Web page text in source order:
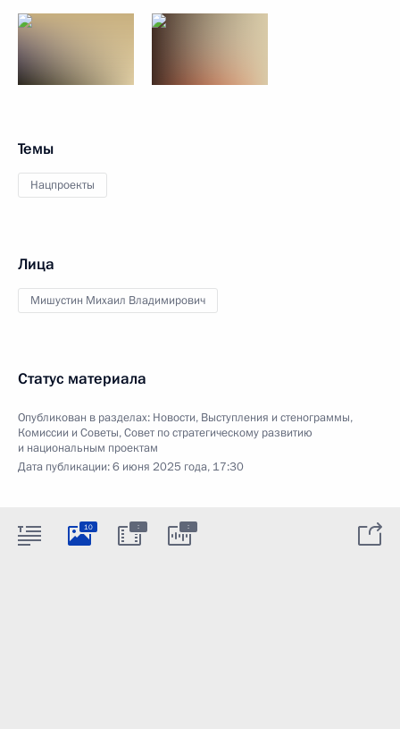
Темы
Нацпроекты
Лица
Мишустин Михаил Владимирович
Статус материала
Опубликован в разделах: Новости, Выступления и стенограммы,
Комиссии и Советы,Совет по стратегическому развитию
и национальным проектам
Дата публикации:6 июня 2025 года, 17:30
10 : :